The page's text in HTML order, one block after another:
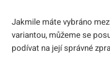
Jakmile máte vybráno
variantou, můžeme se
podívat na její správné